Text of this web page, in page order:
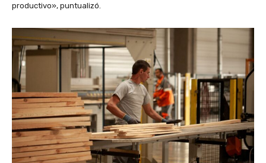
productivo», puntualizó.